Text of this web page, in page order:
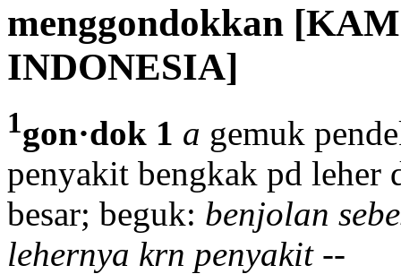
menggondokkan
INDONESIA]
1gon·dok 1 a gemuk
penyakit bengkak pd leher
besar; beguk: benjolan
lehernya krn penyakit --